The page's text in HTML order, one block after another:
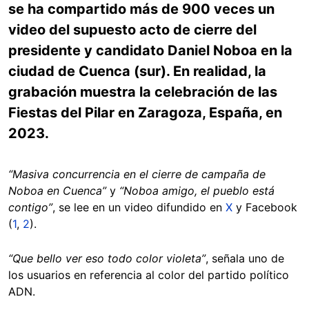
se ha compartido más de 900 veces un
video del supuesto acto de cierre del
presidente y candidato Daniel Noboa en la
ciudad de Cuenca (sur). En realidad, la
grabación muestra la celebración de las
Fiestas del Pilar en Zaragoza, España, en
2023.
“Masiva concurrencia en el cierre de campaña de
Noboa en Cuenca”y “Noboa amigo, el pueblo está
contigo”, se lee en un video difundido en X y Facebook
(1, 2).
“Que bello ver eso todo color violeta”, señala uno de
los usuarios en referencia al color del partido político
ADN.